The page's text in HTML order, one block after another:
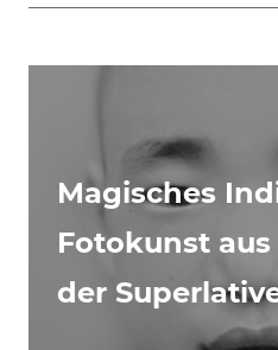
Magisches
Fotokunst
der